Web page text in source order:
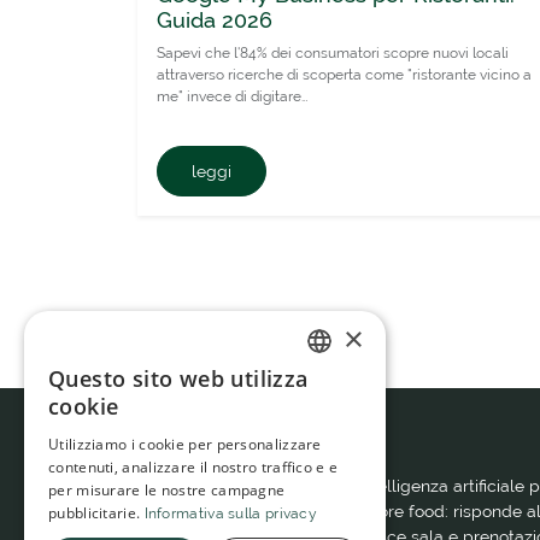
Guida 2026
Sapevi che l'84% dei consumatori scopre nuovi locali
attraverso ricerche di scoperta come "ristorante vicino a
me" invece di digitare…
leggi
Benfatto è il gestionale con intelligenza artificiale
ristoranti, bar e attività del settore food: risponde al
telefono e a WhatsApp e gestisce sala e
×
Questo sito web utilizza
cookie
Utilizziamo i cookie per personalizzare
contenuti, analizzare il nostro traffico e e
per misurare le nostre campagne
pubblicitarie. Informativa sulla privacy